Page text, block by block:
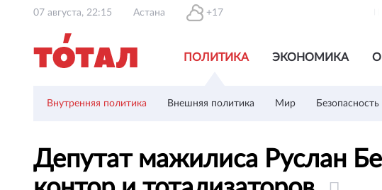
07 августа, 22:15 Астана +17
ПОЛИТИКА ЭКОНОМИКА
Внутренняя политика Внешняя политика Мир Безопасность
Депутат мажилиса Руслан